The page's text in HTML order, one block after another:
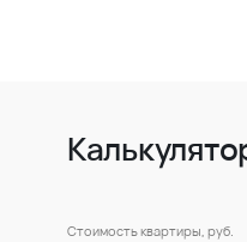
Стоимость квартиры, руб.